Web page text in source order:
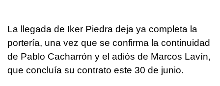
La llegada de Iker Piedra deja ya completa la
portería, una vez que se confirma la continuidad
de Pablo Cacharrón y el adiós de Marcos Lavín,
que concluía su contrato este 30 de junio.